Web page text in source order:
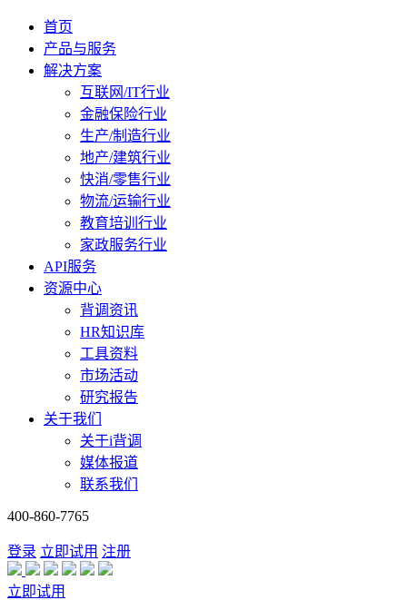
首页
产品与服务
解决方案
互联网/IT行业
金融保险行业
生产/制造行业
地产/建筑行业
快消/零售行业
物流/运输行业
教育培训行业
家政服务行业
API服务
资源中心
背调资讯
HR知识库
工具资料
市场活动
研究报告
关于我们
关于i背调
媒体报道
联系我们
400-860-7765
登录 立即试用 注册
立即试用